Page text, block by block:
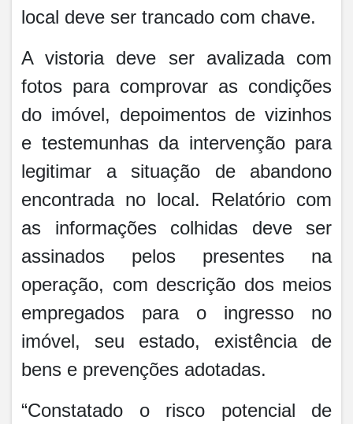
local deve ser trancado com chave.
A vistoria deve ser avalizada com
fotos para comprovar as condições
do imóvel, depoimentos de vizinhos
e testemunhas da intervenção para
legitimar a situação de abandono
encontrada no local. Relatório com
as informações colhidas deve ser
assinados pelos presentes na
operação, com descrição dos meios
empregados para o ingresso no
imóvel, seu estado, existência de
bens e prevenções adotadas.
“Constatado o risco potencial de